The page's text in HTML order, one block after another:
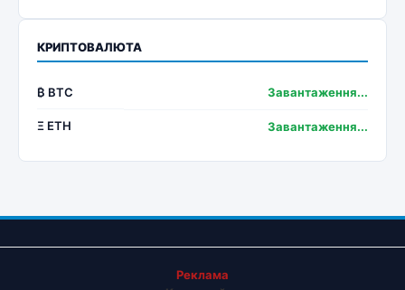
КРИПТОВАЛЮТА
₿ BTC Завантаження...
Ξ ETH Завантаження...
Реклама